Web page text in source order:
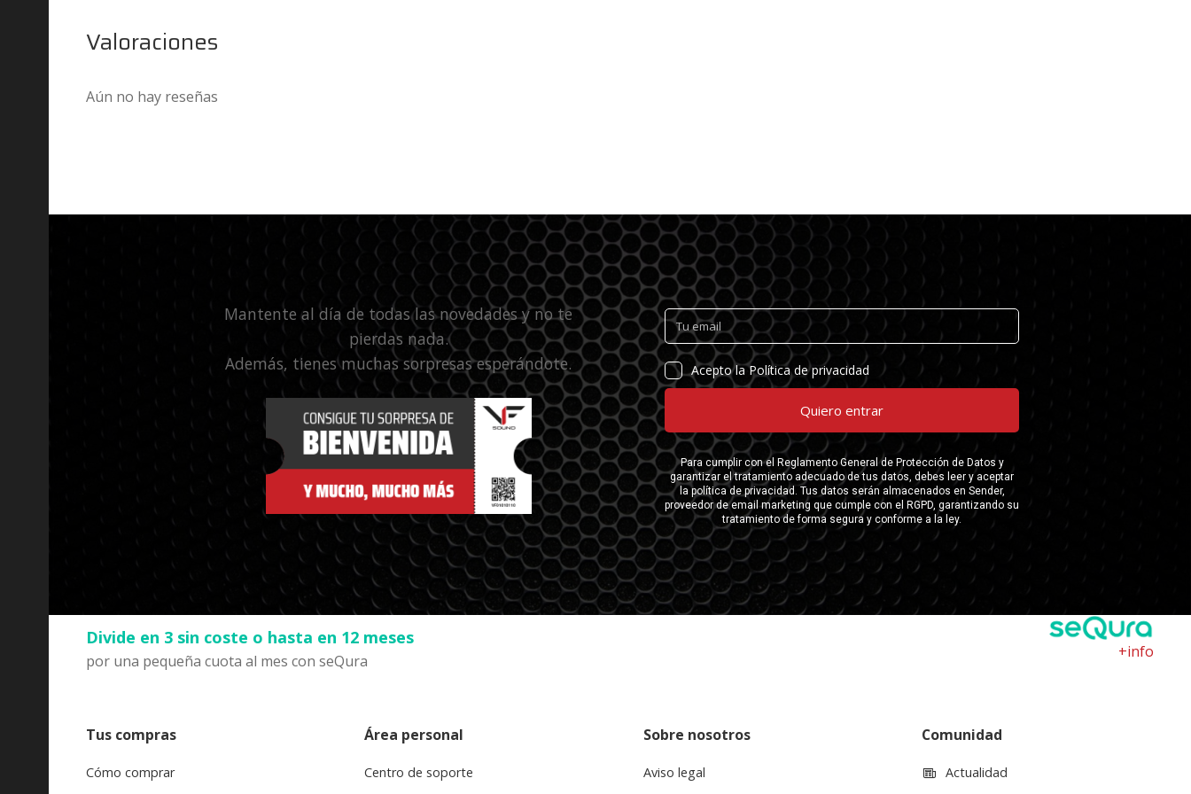
Valoraciones
Aún no hay reseñas
Mantente al día de todas las novedades y no te
pierdas nada.
Además, tienes muchas sorpresas esperándote.
Divide en 3 sin coste o hasta en 12 meses
por una pequeña cuota al mes con seQura
+info
Tus compras
Cómo comprar
Área personal
Centro de soporte
Sobre nosotros
Aviso legal
Comunidad
Actualidad